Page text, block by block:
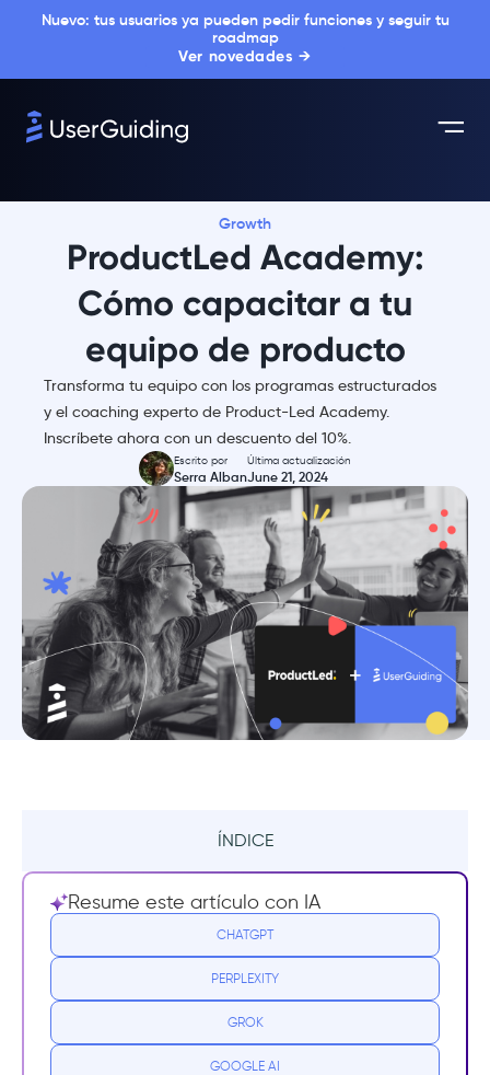
Nuevo: tus usuarios ya pueden pedir funciones y seguir tu
roadmap
Ver novedades →
Growth
ProductLed Academy:
Cómo capacitar a tu
equipo de producto
Transforma tu equipo con los programas estructurados
y el coaching experto de Product-Led Academy.
Inscríbete ahora con un descuento del 10%.
Escrito por
Serra Alban
Última actualización
June 21, 2024
ÍNDICE
¿Qué es la ProductLed Academy?
¿Necesitas esta formación?
9 componentes del sistema ProductLed que
Resultados clave de la ProductLed
Resume este artículo con IA
CHATGPT
PERPLEXITY
GROK
GOOGLE AI